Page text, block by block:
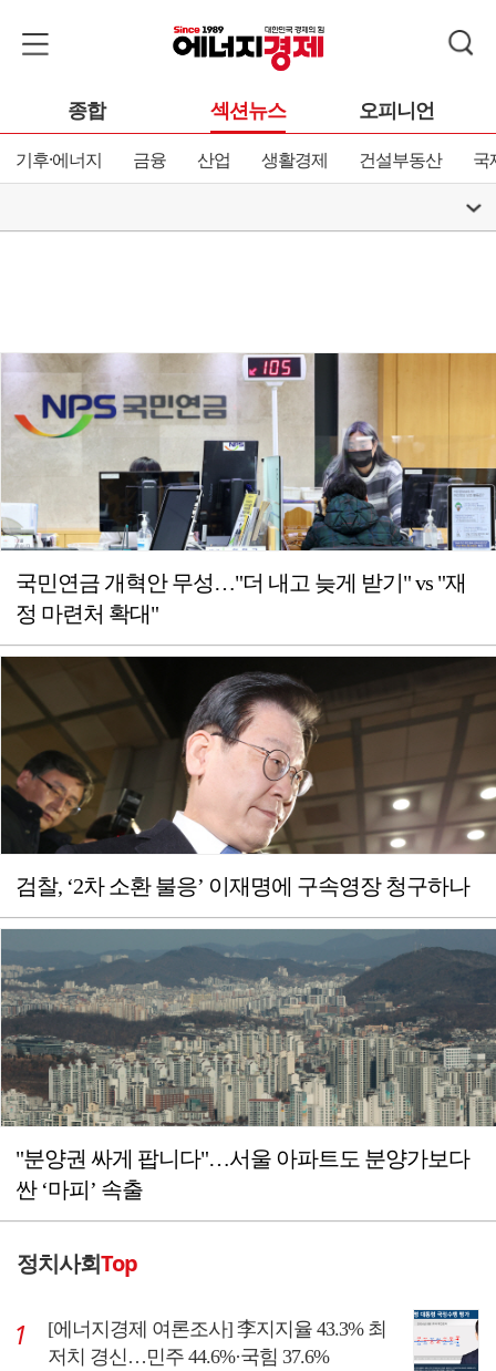
종합 섹션뉴스 오피니언
기후·에너지 금융 산업 생활경제 건설부동산 국
국민연금 개혁안 무성…"더 내고 늦게 받기" vs "재
정 마련처 확대"
검찰, ‘2차 소환 불응’ 이재명에 구속영장 청구하나
"분양권 싸게 팝니다"…서울 아파트도 분양가보다
싼 ‘마피’ 속출
정치사회Top
[에너지경제 여론조사] 李지지율 43.3% 최
저치 경신…민주 44.6%·국힘 37.6%